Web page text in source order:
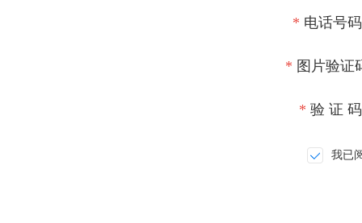
* 电话号
* 图片验证
* 验 证
我已